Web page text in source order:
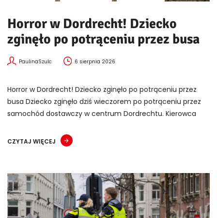
Horror w Dordrecht! Dziecko
zginęło po potrąceniu przez busa
PaulinaSzulc 6 sierpnia 2026
Horror w Dordrecht! Dziecko zginęło po potrąceniu przez
busa Dziecko zginęło dziś wieczorem po potrąceniu przez
samochód dostawczy w centrum Dordrechtu. Kierowca
CZYTAJ WIĘCEJ